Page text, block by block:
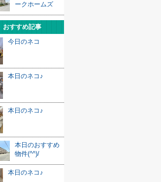
ークホームズ
おすすめ記事
今日のネコ
本日のネコ♪
本日のネコ♪
本日のおすすめ
物件(^^)/
本日のネコ♪